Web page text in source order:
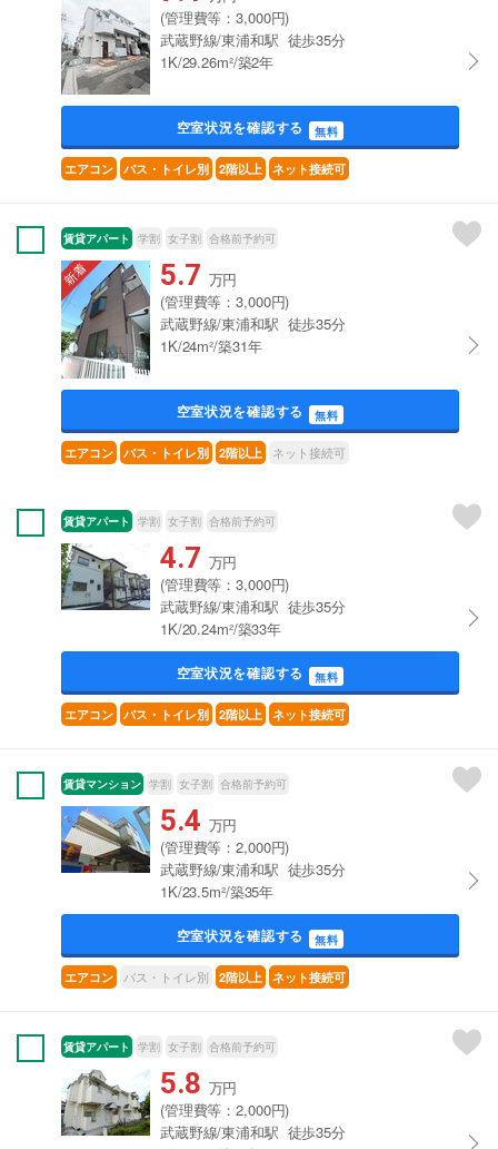
(管理費等：3,000円)
武蔵野線/東浦和駅 徒歩35分
1K/29.26m²/築2年
空室状況を確認する 無料
エアコン バス・トイレ別 2階以上 ネット接続可
賃貸アパート 学割 女子割 合格前予約可
5.7 万円
(管理費等：3,000円)
武蔵野線/東浦和駅 徒歩35分
1K/24m²/築31年
空室状況を確認する 無料
エアコン バス・トイレ別 2階以上 ネット接続可
賃貸アパート 学割 女子割 合格前予約可
4.7 万円
(管理費等：3,000円)
武蔵野線/東浦和駅 徒歩35分
1K/20.24m²/築33年
空室状況を確認する 無料
エアコン バス・トイレ別 2階以上 ネット接続可
賃貸マンション 学割 女子割 合格前予約可
5.4 万円
(管理費等：2,000円)
武蔵野線/東浦和駅 徒歩35分
1K/23.5m²/築35年
空室状況を確認する 無料
エアコン バス・トイレ別 2階以上 ネット接続可
賃貸アパート 学割 女子割 合格前予約可
5.8 万円
(管理費等：2,000円)
武蔵野線/東浦和駅 徒歩35分